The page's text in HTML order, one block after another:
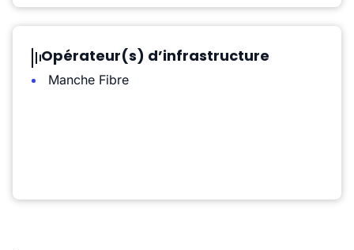
Opérateur(s) d’infrastructure
Manche Fibre